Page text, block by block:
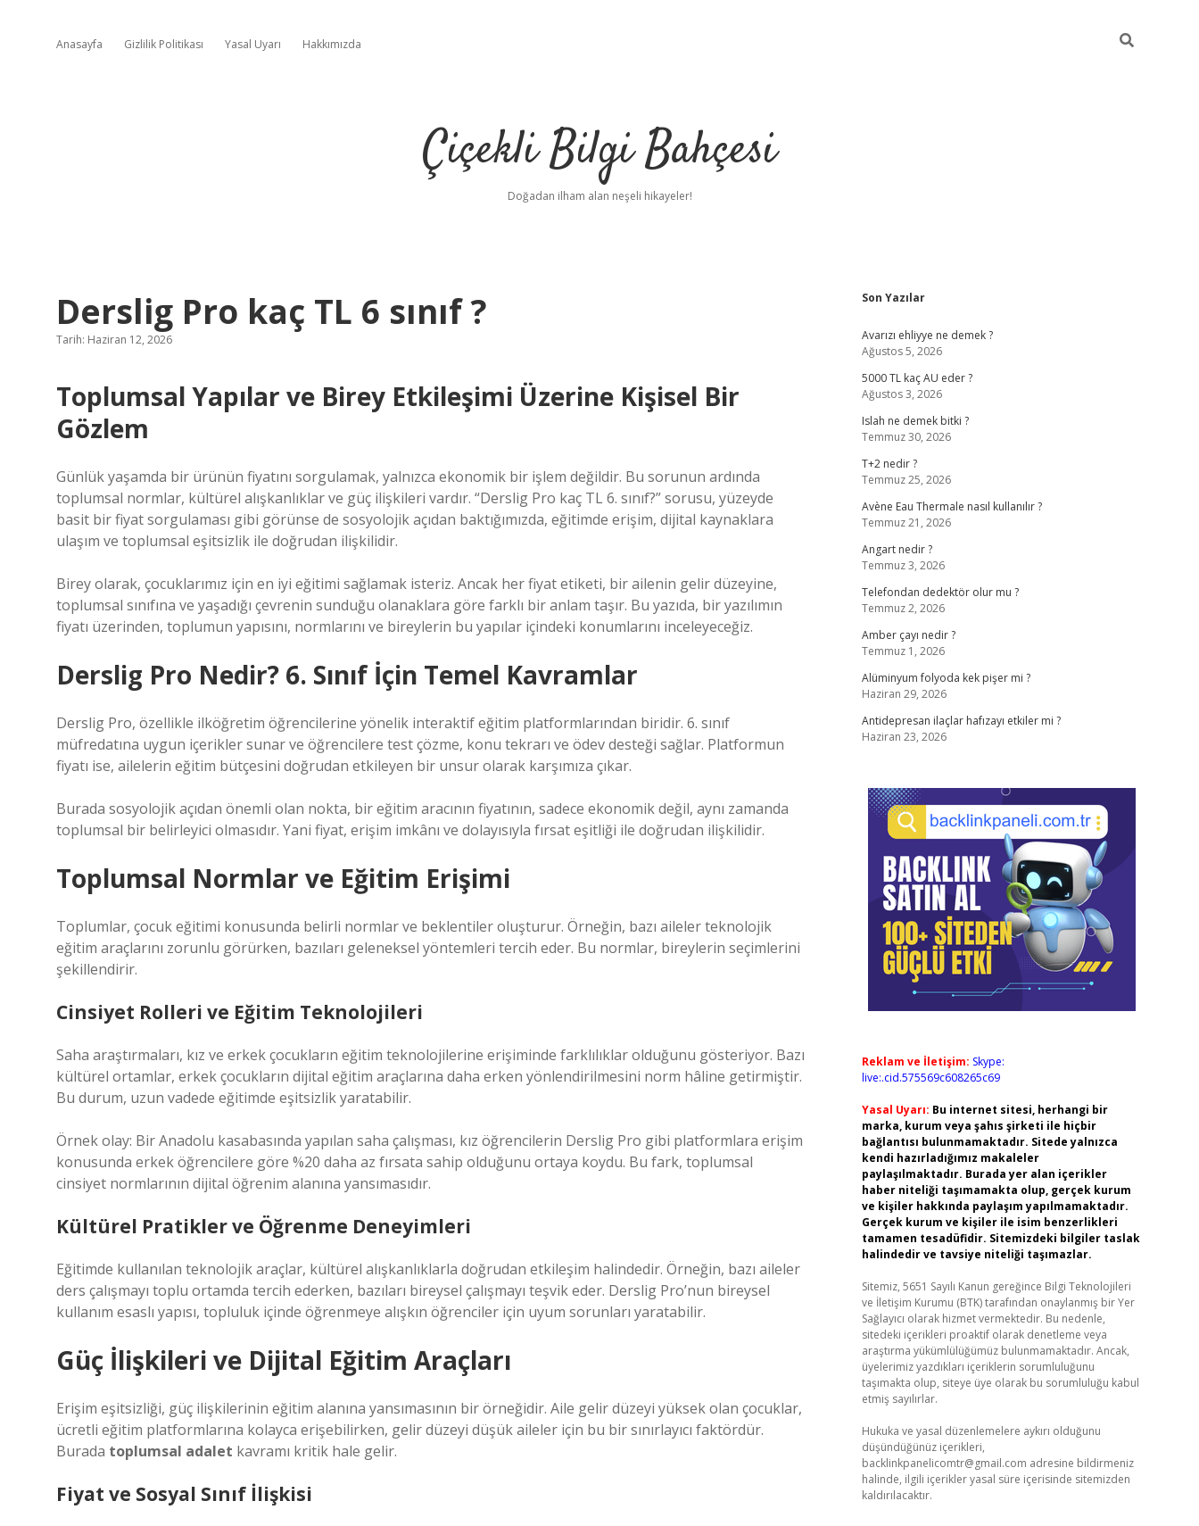
Anasayfa Gizlilik Politikası Yasal Uyarı Hakkımızda
Çiçekli Bilgi Bahçesi
Doğadan ilham alan neşeli hikayeler!
Derslig Pro kaç TL 6 sınıf ?
Tarih: Haziran 12, 2026
Toplumsal Yapılar ve Birey Etkileşimi Üzerine Kişisel Bir
Gözlem
Günlük yaşamda bir ürünün fiyatını sorgulamak, yalnızca ekonomik bir işlem değildir. Bu sorunun ardında
toplumsal normlar, kültürel alışkanlıklar ve güç ilişkileri vardır. “Derslig Pro kaç TL 6. sınıf?” sorusu, yüzeyde
basit bir fiyat sorgulaması gibi görünse de sosyolojik açıdan baktığımızda, eğitimde erişim, dijital kaynaklara
ulaşım ve toplumsal eşitsizlik ile doğrudan ilişkilidir.
Birey olarak, çocuklarımız için en iyi eğitimi sağlamak isteriz. Ancak her fiyat etiketi, bir ailenin gelir düzeyine,
toplumsal sınıfına ve yaşadığı çevrenin sunduğu olanaklara göre farklı bir anlam taşır. Bu yazıda, bir yazılımın
fiyatı üzerinden, toplumun yapısını, normlarını ve bireylerin bu yapılar içindeki konumlarını inceleyeceğiz.
Derslig Pro Nedir? 6. Sınıf İçin Temel Kavramlar
Derslig Pro, özellikle ilköğretim öğrencilerine yönelik interaktif eğitim platformlarından biridir. 6. sınıf
müfredatına uygun içerikler sunar ve öğrencilere test çözme, konu tekrarı ve ödev desteği sağlar. Platformun
fiyatı ise, ailelerin eğitim bütçesini doğrudan etkileyen bir unsur olarak karşımıza çıkar.
Burada sosyolojik açıdan önemli olan nokta, bir eğitim aracının fiyatının, sadece ekonomik değil, aynı zamanda
toplumsal bir belirleyici olmasıdır. Yani fiyat, erişim imkânı ve dolayısıyla fırsat eşitliği ile doğrudan ilişkilidir.
Toplumsal Normlar ve Eğitim Erişimi
Toplumlar, çocuk eğitimi konusunda belirli normlar ve beklentiler oluşturur. Örneğin, bazı aileler teknolojik
eğitim araçlarını zorunlu görürken, bazıları geleneksel yöntemleri tercih eder. Bu normlar, bireylerin seçimlerini
şekillendirir.
Cinsiyet Rolleri ve Eğitim Teknolojileri
Saha araştırmaları, kız ve erkek çocukların eğitim teknolojilerine erişiminde farklılıklar olduğunu gösteriyor. Bazı
kültürel ortamlar, erkek çocukların dijital eğitim araçlarına daha erken yönlendirilmesini norm hâline getirmiştir.
Bu durum, uzun vadede eğitimde eşitsizlikyaratabilir.
Örnek olay: Bir Anadolu kasabasında yapılan saha çalışması, kız öğrencilerin Derslig Pro gibi platformlara erişim
konusunda erkek öğrencilere göre %20 daha az fırsata sahip olduğunu ortaya koydu. Bu fark, toplumsal
cinsiyet normlarının dijital öğrenim alanına yansımasıdır.
Kültürel Pratikler ve Öğrenme Deneyimleri
Eğitimde kullanılan teknolojik araçlar, kültürel alışkanlıklarla doğrudan etkileşim halindedir. Örneğin, bazı aileler
ders çalışmayı toplu ortamda tercih ederken, bazıları bireysel çalışmayı teşvik eder. Derslig Pro’nun bireysel
kullanım esaslı yapısı, topluluk içinde öğrenmeye alışkın öğrenciler için uyum sorunları yaratabilir.
Güç İlişkileri ve Dijital Eğitim Araçları
Erişim eşitsizliği, güç ilişkilerinin eğitim alanına yansımasının bir örneğidir. Aile gelir düzeyi yüksek olan çocuklar,
ücretli eğitim platformlarına kolayca erişebilirken, gelir düzeyi düşük aileler için bu bir sınırlayıcı faktördür.
Burada toplumsal adalet kavramı kritik hale gelir.
Fiyat ve Sosyal Sınıf İlişkisi
Sidebar
Son Yazılar
Avarızı ehliyye ne demek ?
Ağustos 5, 2026
5000 TL kaç AU eder ?
Ağustos 3, 2026
Islah ne demek bitki ?
Temmuz 30, 2026
T+2 nedir ?
Temmuz 25, 2026
Avène Eau Thermale nasıl kullanılır ?
Temmuz 21, 2026
Angart nedir ?
Temmuz 3, 2026
Telefondan dedektör olur mu ?
Temmuz 2, 2026
Amber çayı nedir ?
Temmuz 1, 2026
Alüminyum folyoda kek pişer mi ?
Haziran 29, 2026
Antidepresan ilaçlar hafızayı etkiler mi ?
Haziran 23, 2026
Reklam ve İletişim: Skype:
live:.cid.575569c608265c69
Yasal Uyarı: Bu internet sitesi, herhangi bir
marka, kurum veya şahıs şirketi ile hiçbir
bağlantısı bulunmamaktadır. Sitede yalnızca
kendi hazırladığımız makaleler
paylaşılmaktadır. Burada yer alan içerikler
haber niteliği taşımamakta olup, gerçek kurum
ve kişiler hakkında paylaşım yapılmamaktadır.
Gerçek kurum ve kişiler ile isim benzerlikleri
tamamen tesadüfidir. Sitemizdeki bilgiler taslak
halindedir ve tavsiye niteliği taşımazlar.
Sitemiz, 5651 Sayılı Kanun gereğince Bilgi Teknolojileri
ve İletişim Kurumu (BTK) tarafından onaylanmış bir Yer
Sağlayıcı olarak hizmet vermektedir. Bu nedenle,
sitedeki içerikleri proaktif olarak denetleme veya
araştırma yükümlülüğümüz bulunmamaktadır. Ancak,
üyelerimiz yazdıkları içeriklerin sorumluluğunu
taşımakta olup, siteye üye olarak bu sorumluluğu kabul
etmiş sayılırlar.
Hukuka ve yasal düzenlemelere aykırı olduğunu
düşündüğünüz içerikleri,
backlinkpanelicomtr@gmail.com adresine bildirmeniz
halinde, ilgili içerikler yasal süre içerisinde sitemizden
kaldırılacaktır.